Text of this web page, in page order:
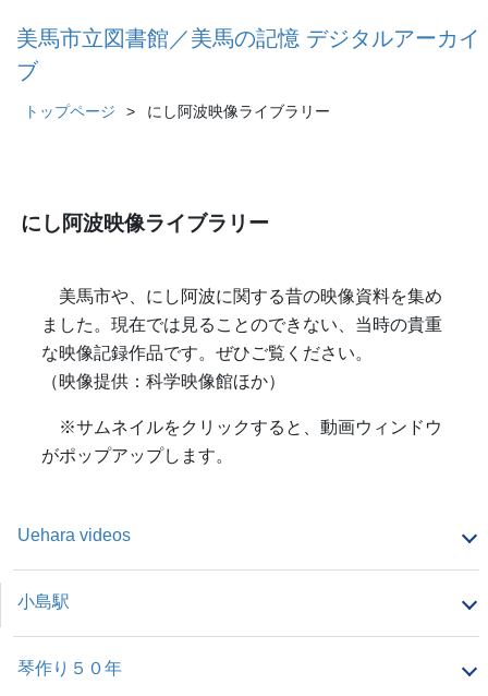
美馬市立図書館／美馬の記憶 デジタルアーカイ
ブ
トップページ にし阿波映像ライブラリー
にし阿波映像ライブラリー
美馬市や、にし阿波に関する昔の映像資料を集め
ました。現在では見ることのできない、当時の貴重
な映像記録作品です。ぜひご覧ください。
（映像提供：科学映像館ほか）
※サムネイルをクリックすると、動画ウィンドウ
がポップアップします。
Uehara videos
小島駅
琴作り５０年